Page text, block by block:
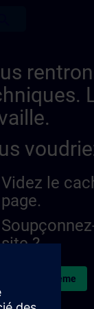
Videz le
page.
site ?
le problème